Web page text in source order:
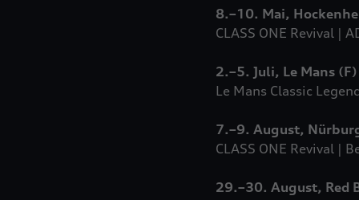
8.–10. Mai,
CLASS ONE Revival |
2.–5. Juli, Le Mans (F)
Le Mans Classic
7.–9. August,
CLASS ONE Revival |
29.–30. August, Red